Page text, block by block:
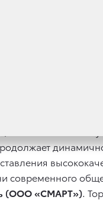
(ООО «СМАРТ»).